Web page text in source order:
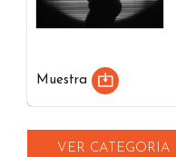
Muestra
VER CATEGORIA